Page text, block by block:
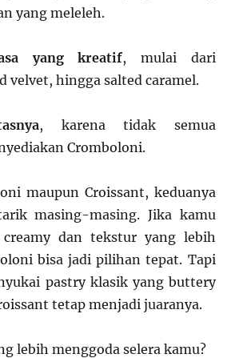
yang meleleh.
yang kreatif, mulai dari
velvet, hingga salted caramel.
, karena tidak semua
Cromboloni.
maupun Croissant, keduanya
masing-masing. Jika kamu
creamy dan tekstur yang lebih
bisa jadi pilihan tepat. Tapi
pastry klasik yang buttery
tetap menjadi juaranya.
lebih menggoda selera kamu?